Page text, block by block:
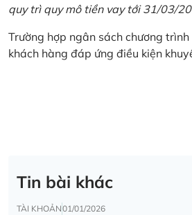
quy trì quy mô tiền vay tới 31/03/
Trường hợp ngân sách chương
khách hàng đáp ứng điều kiện
Tin bài khác
TÀI KHOẢN01/01/2026